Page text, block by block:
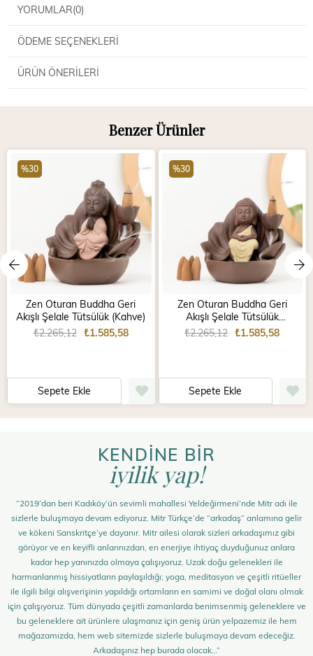
YORUMLAR(0)
ÖDEME SEÇENEKLERI
ÜRÜN ÖNERILERI
Benzer Ürünler
Zen Oturan Buddha Geri
Akışlı Şelale Tütsülük (Kahve)
₺1.585,58
₺2.265,12
Sepete Ekle
%30
Zen Oturan Buddha Geri
Akışlı Şelale Tütsülük
(Kahverengi)
₺1.585,58
₺2.265,12
Sepete Ekle
%30
KENDİNE BİR
iyilik yap!
“2019’dan beri Kadıköy’ün sevimli mahallesi Yeldeğirmeni’nde Mitr adı ile
sizlerle buluşmaya devam ediyoruz. Mitr Türkçe’de “arkadaş” anlamına gelir
ve kökeni Sanskritçe’ye dayanır. Mitr ailesi olarak sizleri arkadaşımız gibi
görüyor ve en keyifli anlarınızdan, en enerjiye ihtiyaç duyduğunuz anlara
kadar hep yanınızda olmaya çalışıyoruz. Uzak doğu gelenekleri ile
harmanlanmış hissiyatların paylaşıldığı; yoga, meditasyon ve çeşitli ritüeller
ile ilgili bilgi alışverişinin yapıldığı ortamların en samimi ve doğal olanı olmak
için çalışıyoruz. Tüm dünyada çeşitli zamanlarda benimsenmiş geleneklere ve
bu geleneklere ait ürünlere ulaşmanız için geniş ürün yelpazemiz ile hem
mağazamızda, hem web sitemizde sizlerle buluşmaya devam edeceğiz.
Arkadaşınız hep burada olacak…”